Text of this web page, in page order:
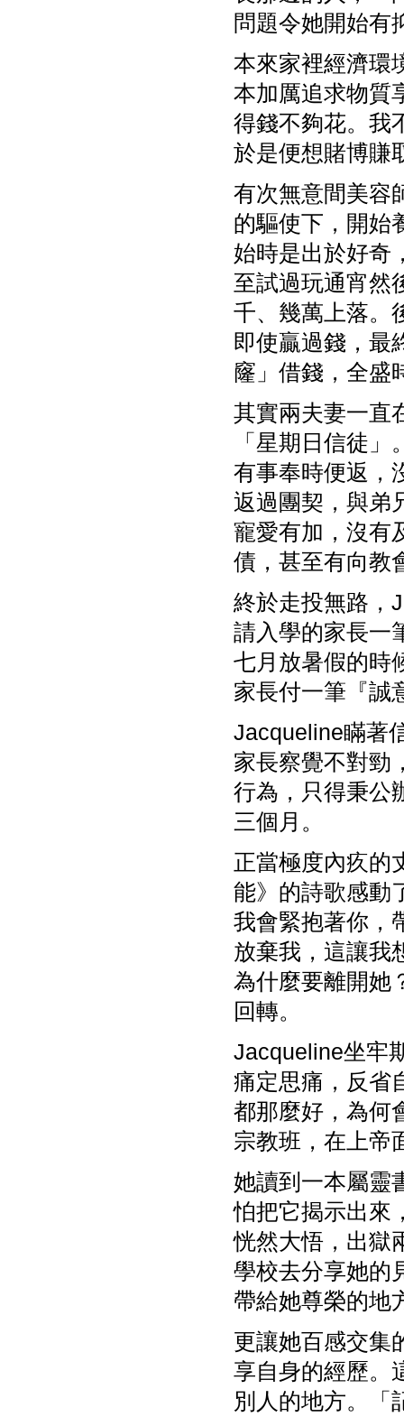
問題令她開始有
本來家裡經濟環
本加厲追求物質
得錢不夠花。我
於是便想賭博賺
有次無意間美容
的驅使下，開始
始時是出於好奇
至試過玩通宵然
千、幾萬上落。
即使贏過錢，最
窿」借錢，全盛
其實兩夫妻一直
「星期日信徒
有事奉時便返，
返過團契，與弟
寵愛有加，沒有
債，甚至有向教
終於走投無路，
請入學的家長一
七月放暑假的時
家長付一筆『誠
Jacqueline瞞著
家長察覺不對勁
行為，只得秉公
三個月。
正當極度內疚的
能》的詩歌感動
我會緊抱著你，
放棄我，這讓我
為什麼要離開她
回轉。
Jacqueline坐牢
痛定思痛，反省
都那麼好，為何
宗教班，在上帝
她讀到一本屬靈
怕把它揭示出來
恍然大悟，出獄
學校去分享她的
帶給她尊榮的地
更讓她百感交集
享自身的經歷。
別人的地方。「